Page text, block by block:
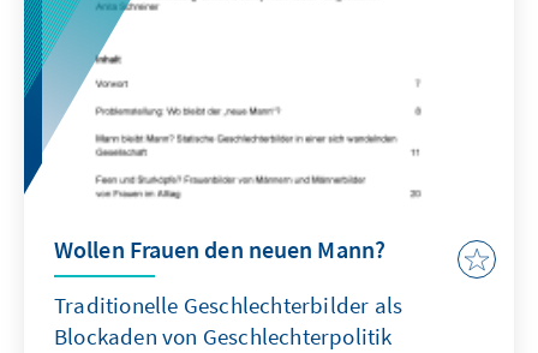
Wollen Frauen den neuen Mann?
Traditionelle Geschlechterbilder als
Blockaden von Geschlechterpolitik